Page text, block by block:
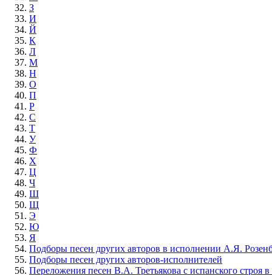
З
И
Й
К
Л
М
Н
О
П
Р
С
Т
У
Ф
Х
Ц
Ч
Ш
Щ
Э
Ю
Я
Подборы песен других авторов в исполнении А.Я.
Подборы песен других авторов-исполнителей
Переложения песен В.А. Третьякова с испанского строя в